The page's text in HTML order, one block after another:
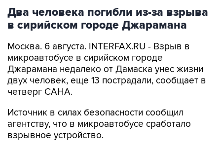
Два человека погибли из-за взрыва
в сирийском городе Джарамана
Москва. 6 августа. INTERFAX.RU - Взрыв в
микроавтобусе в сирийском городе
Джарамана недалеко от Дамаска унес жизни
двух человек, еще 13 пострадали, сообщает в
четверг САНА.
Источник в силах безопасности сообщил
агентству, что в микроавтобусе сработало
взрывное устройство.